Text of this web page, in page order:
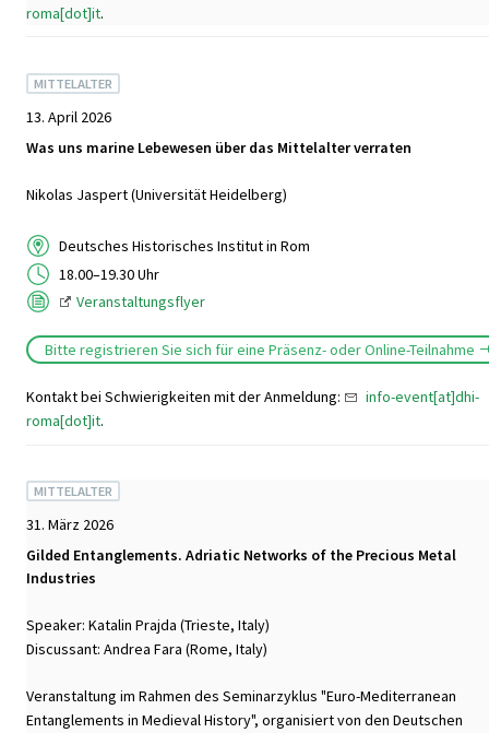
roma[dot]it.
MITTELALTER
13. April 2026
Was uns marine Lebewesen über das Mittelalter verraten
Nikolas Jaspert (Universität Heidelberg)
Deutsches Historisches Institut in Rom
18.00–19.30 Uhr
Veranstaltungsflyer
Bitte registrieren Sie sich für eine Präsenz- oder Online-Teilnahme
Kontakt bei Schwierigkeiten mit der Anmeldung:
info-event[at]dhi-
roma[dot]it.
MITTELALTER
31. März 2026
Gilded Entanglements. Adriatic Networks of the Precious Metal
Industries
Speaker: Katalin Prajda (Trieste, Italy)
Discussant: Andrea Fara (Rome, Italy)
Veranstaltung im Rahmen des Seminarzyklus "Euro-Mediterranean
Entanglements in Medieval History", organisiert von den Deutschen